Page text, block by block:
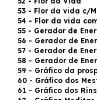
53 - Flor da vida c/
54 - Flor da vida
55 - Gerador de
56 - Gerador de
57 - Gerador de
58 - Gerador de
59 - Gráfico da
60 - Gráfico dos
61 - Gráfico dos Rins